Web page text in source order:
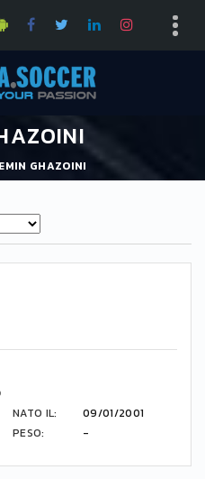
EMIN GHAZOINI
NATO IL:
09/01/2001
PESO: -